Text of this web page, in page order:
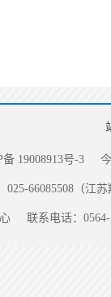
备 19008913号-3
025-66085508（江
联系电话：0564-